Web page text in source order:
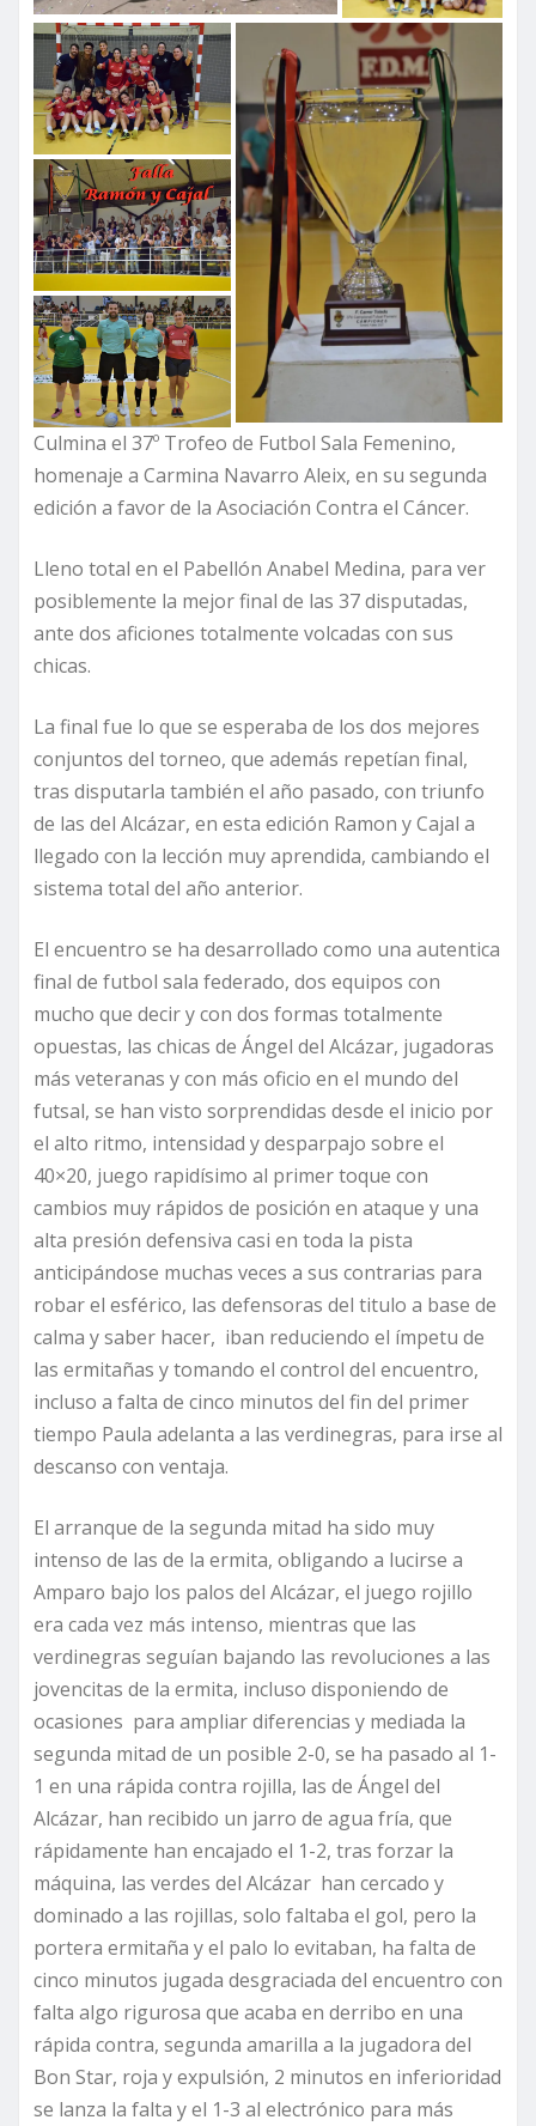
Culmina el 37º Trofeo de Futbol Sala Femenino,
homenaje a Carmina Navarro Aleix, en su segunda
edición a favor de la Asociación Contra el Cáncer.
Lleno total en el Pabellón Anabel Medina, para ver
posiblemente la mejor final de las 37 disputadas,
ante dos aficiones totalmente volcadas con sus
chicas.
La final fue lo que se esperaba de los dos mejores
conjuntos del torneo, que además repetían final,
tras disputarla también el año pasado, con triunfo
de las del Alcázar, en esta edición Ramon y Cajal a
llegado con la lección muy aprendida, cambiando el
sistema total del año anterior.
El encuentro se ha desarrollado como una autentica
final de futbol sala federado, dos equipos con
mucho que decir y con dos formas totalmente
opuestas, las chicas de Ángel del Alcázar, jugadoras
más veteranas y con más oficio en el mundo del
futsal, se han visto sorprendidas desde el inicio por
el alto ritmo, intensidad y desparpajo sobre el
40×20, juego rapidísimo al primer toque con
cambios muy rápidos de posición en ataque y una
alta presión defensiva casi en toda la pista
anticipándose muchas veces a sus contrarias para
robar el esférico, las defensoras del titulo a base de
calma y saber hacer, iban reduciendo el ímpetu de
las ermitañas y tomando el control del encuentro,
incluso a falta de cinco minutos del fin del primer
tiempo Paula adelanta a las verdinegras, para irse al
descanso con ventaja.
El arranque de la segunda mitad ha sido muy
intenso de las de la ermita, obligando a lucirse a
Amparo bajo los palos del Alcázar, el juego rojillo
era cada vez más intenso, mientras que las
verdinegras seguían bajando las revoluciones a las
jovencitas de la ermita, incluso disponiendo de
ocasiones para ampliar diferencias y mediada la
segunda mitad de un posible 2-0, se ha pasado al 1-
1 en una rápida contra rojilla, las de Ángel del
Alcázar, han recibido un jarro de agua fría, que
rápidamente han encajado el 1-2, tras forzar la
máquina, las verdes del Alcázar han cercado y
dominado a las rojillas, solo faltaba el gol, pero la
portera ermitaña y el palo lo evitaban, ha falta de
cinco minutos jugada desgraciada del encuentro con
falta algo rigurosa que acaba en derribo en una
rápida contra, segunda amarilla a la jugadora del
Bon Star, roja y expulsión, 2 minutos en inferioridad
se lanza la falta y el 1-3 al electrónico para más